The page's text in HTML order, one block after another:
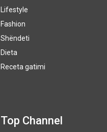
Lifestyle
Fashion
Shëndeti
Dieta
Receta gatimi
Top Channel